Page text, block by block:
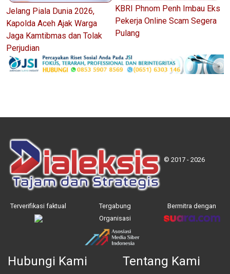
Jelang Piala Dunia 2026,
Kapolda Aceh Ajak Warga
Jaga Kamtibmas dan Tolak
Perjudian
KBRI Phnom Penh Imbau Eks
Pekerja Online Scam Segera
Pulang
© 2017 - 2026
Terverifikasi faktual
Tergabung
Organisasi
Bermitra dengan
Hubungi Kami Tentang Kami